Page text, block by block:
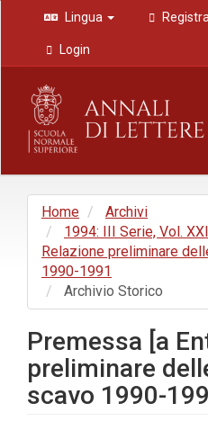
Navigazione
principale
Contenuto
principale
Barra
laterale
Lingua
Login
Home
Archivi
1994: III Serie, Vol.
Relazione preliminare
1990-1991
Archivio Storico
Premessa [a
preliminare
scavo 1990-